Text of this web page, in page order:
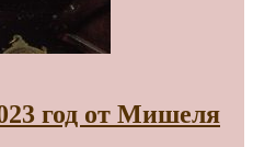
год от Мишеля